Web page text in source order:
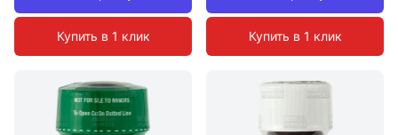
Купить в 1 клик Купить в 1 клик